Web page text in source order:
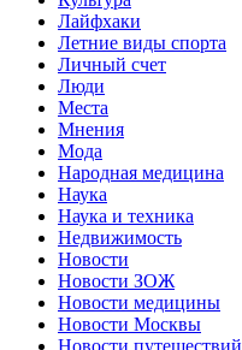
Лайфхаки
Летние виды спорта
Личный счет
Люди
Места
Мнения
Мода
Народная медицина
Наука
Наука и техника
Недвижимость
Новости
Новости ЗОЖ
Новости медицины
Новости Москвы
Новости путешествий